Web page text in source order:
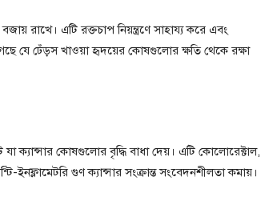
রাখে। এটি রক্তচাপ নিয়ন্ত্রণে সাহায্য করে এবং
যে ঢেঁড়স খাওয়া হৃদয়ের কোষগুলোর ক্ষতি থেকে রক্ষা
ক্যান্সার কোষগুলোর বৃদ্ধি বাধা দেয়। এটি কোলোরেক্টাল,
গুণ ক্যান্সার সংক্রান্ত সংবেদনশীলতা কমায়।